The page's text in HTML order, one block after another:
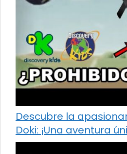
Descubre la
Doki: ¡Una aventura